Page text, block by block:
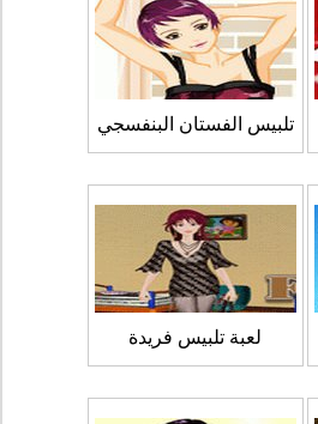
تلبيس الفستان البنفسجي
لعبة تلبيس فريدة